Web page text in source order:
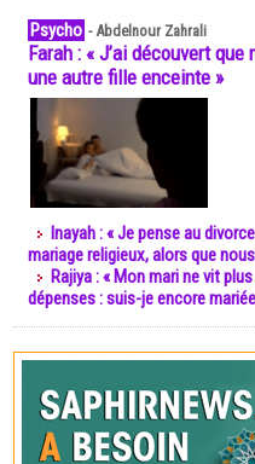
Psycho -Abdelnour Zahrali
Farah : « J’ai découvert
une autre fille enceinte »
Inayah : « Je pense au
mariage religieux, alors que
Rajiya : « Mon mari ne vit
dépenses : suis-je encore